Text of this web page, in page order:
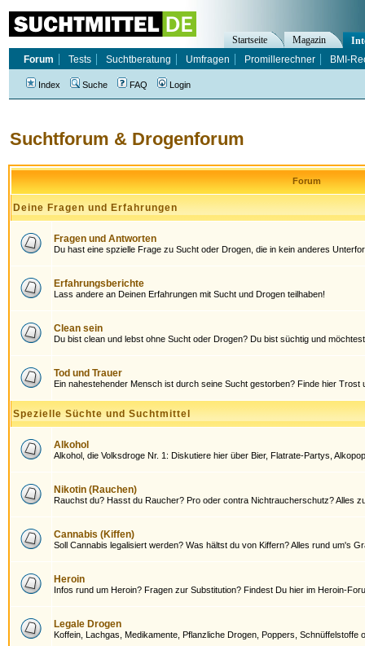
Suchtforum & Drogenforum
Forum
Deine Fragen und Erfahrungen
Fragen und Antworten
Du hast eine spzielle Frage zu Sucht oder Drogen, die in kein anderes
Erfahrungsberichte
Lass andere an Deinen Erfahrungen mit Sucht und Drogen teilhaben!
Clean sein
Du bist clean und lebst ohne Sucht oder Drogen? Du bist süchtig und
Tod und Trauer
Ein nahestehender Mensch ist durch seine Sucht gestorben? Finde hier Trost
Spezielle Süchte und Suchtmittel
Alkohol
Alkohol, die Volksdroge Nr. 1: Diskutiere hier über Bier, Flatrate-Partys,
Nikotin (Rauchen)
Rauchst du? Hasst du Raucher? Pro oder contra Nichtraucherschutz? Alles
Cannabis (Kiffen)
Soll Cannabis legalisiert werden? Was hältst du von Kiffern? Alles rund um's
Heroin
Infos rund um Heroin? Fragen zur Substitution? Findest Du hier im Heroin-
Legale Drogen
Koffein, Lachgas, Medikamente, Pflanzliche Drogen, Poppers,
Startseite Magazin
Forum
Tests Suchtberatung Umfragen Promillerechner BMI-
Index Suche FAQ Login